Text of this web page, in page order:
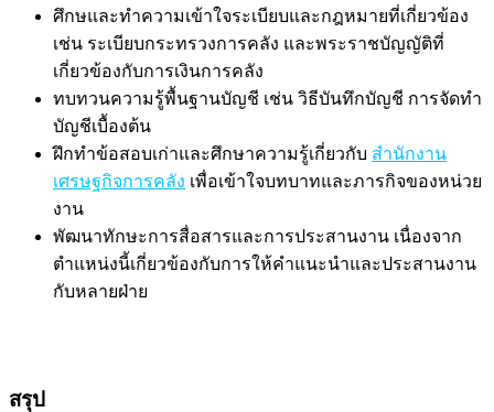
ศึกษและทำความเข้าใจระเบียบและกฎหมายที่เกี่ยวข้อง
เช่น ระเบียบกระทรวงการคลัง และพระราชบัญญัติที่
เกี่ยวข้องกับการเงินการคลัง
ทบทวนความรู้พื้นฐานบัญชี เช่น วิธีบันทึกบัญชี การจัดทำ
บัญชีเบื้องต้น
ฝึกทำข้อสอบเก่าและศึกษาความรู้เกี่ยวกับ สำนักงาน
เศรษฐกิจการคลัง เพื่อเข้าใจบทบาทและภารกิจของหน่วย
งาน
พัฒนาทักษะการสื่อสารและการประสานงาน เนื่องจาก
ตำแหน่งนี้เกี่ยวข้องกับการให้คำแนะนำและประสานงาน
กับหลายฝ่าย
สรุป